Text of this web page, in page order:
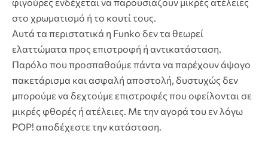
στο χρωματισμό ή το κουτί τους.
Αυτά τα περιστατικά η Funko δεν τα θεωρεί
ελαττώματα προς επιστροφή ή αντικατάσταση.
Παρόλο που προσπαθούμε πάντα να παρέχουν άψογο
πακετάρισμα και ασφαλή αποστολή, δυστυχώς δεν
μπορούμε να δεχτούμε επιστροφές που οφείλονται σε
μικρές φθορές ή ατέλειες. Με την αγορά του εν λόγω
POP! αποδέχεστε την κατάσταση.